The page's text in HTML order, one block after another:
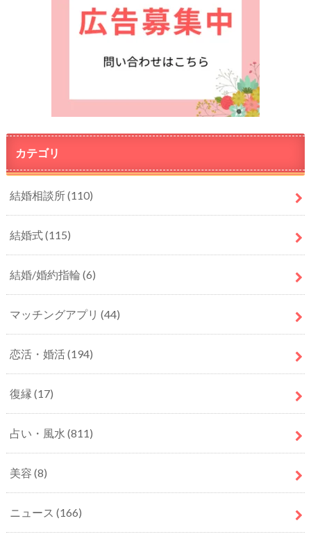
カテゴリ
結婚相談所(110)
結婚式(115)
結婚/婚約指輪 (6)
マッチングアプリ (44)
恋活・婚活(194)
復縁 (17)
占い・風水 (811)
美容 (8)
ニュース (166)